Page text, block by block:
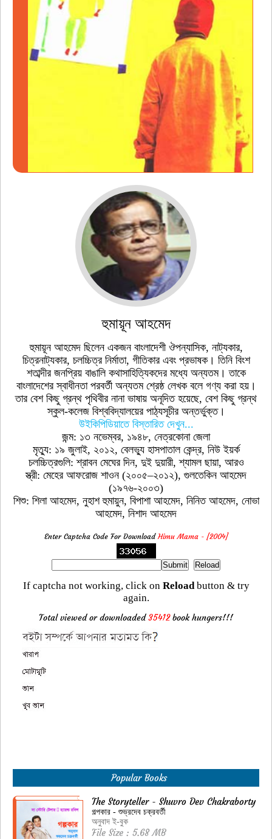
হুমায়ূন আহমেদ
হুমায়ূন আহমেদ ছিলেন একজন বাংলাদেশী ঔপন্যাসিক, নাট্যকার,
চিত্রনাট্যকার, চলচ্চিত্র নির্মাতা, গীতিকার এবং প্রভাষক। তিনি বিংশ
শতাব্দীর জনপ্রিয় বাঙালি কথাসাহিত্যিকদের মধ্যে অন্যতম। তাকে
বাংলাদেশের স্বাধীনতা পরবর্তী অন্যতম শ্রেষ্ঠ লেখক বলে গণ্য করা হয়।
তার বেশ কিছু গ্রন্থ পৃথিবীর নানা ভাষায় অনূদিত হয়েছে, বেশ কিছু গ্রন্থ
স্কুল-কলেজ বিশ্ববিদ্যালয়ের পাঠ্যসূচীর অন্তর্ভুক্ত।
উইকিপিডিয়াতে বিস্তারিত দেখুন...
জন্ম: ১৩ নভেম্বর, ১৯৪৮, নেত্রকোনা জেলা
মৃত্যু: ১৯ জুলাই, ২০১২, বেলভ্যু হাসপাতাল কেন্দ্র, নিউ ইয়র্ক
চলচ্চিত্রগুলি: শ্রাবন মেঘের দিন, দুই দুয়ারী, শ্যামল ছায়া, আরও
স্ত্রী: মেহের আফরোজ শাওন (২০০৫–২০১২), গুলতেকিন আহমেদ
(১৯৭৬-২০০৩)
শিশু: শিলা আহমেদ, নুহাশ হুমায়ুন, বিপাশা আহমেদ, নিনিত আহমেদ, নোভা
আহমেদ, নিশাদ আহমেদ
Enter Captcha Code For Download Himu Mama - [2004]
If captcha not working, click on Reloadbutton & try
again.
Total viewed or downloaded35412book hungers!!!
Popular Books
The Storyteller - Shuvro Dev Chakraborty
গল্পকার - শুভ্রদেব চক্রবর্তী
অনুবাদ ই-বুক
File Size : 5.68 MB